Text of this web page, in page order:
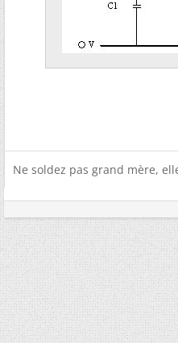
Ne soldez pas grand mère,